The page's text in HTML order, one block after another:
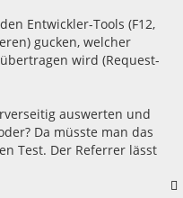
Entwickler-Tools (F12,
gucken, welcher
wird (Request-
auswerten und
Da müsste man das
Test. Der Referrer lässt